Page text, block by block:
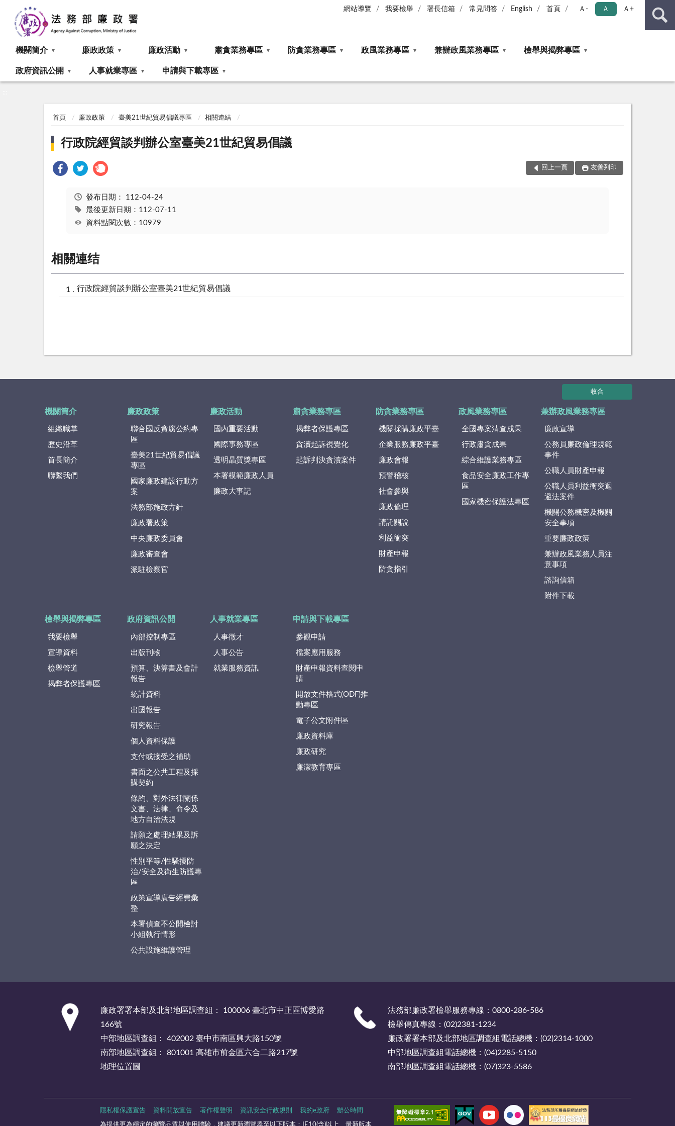
網站導覽 我要檢舉 署長信箱 常見問答 English 首頁 Ａ- Ａ Ａ+
機關簡介 廉政政策 廉政活動 肅貪業務專區 防貪業務專區 政風業務專區 兼辦政風業務專區 檢舉與揭弊專區
政府資訊公開 人事就業專區 申請與下載專區
首頁 廉政政策 臺美21世紀貿易倡議專區 相關連結
行政院經貿談判辦公室臺美21世紀貿易倡議
回上一頁 友善列印
發布日期： 112-04-24
最後更新日期：112-07-11
資料點閱次數：10979
相關連结
行政院經貿談判辦公室臺美21世紀貿易倡議
收合
機關簡介
組織職掌
歷史沿革
首長簡介
聯繫我們
廉政政策
聯合國反貪腐公約專
區
臺美21世紀貿易倡議
專區
國家廉政建設行動方
案
法務部施政方針
廉政署政策
中央廉政委員會
廉政審查會
派駐檢察官
廉政活動
國內重要活動
國際事務專區
透明晶質獎專區
本署模範廉政人員
廉政大事記
肅貪業務專區
揭弊者保護專區
貪瀆起訴視覺化
起訴判決貪瀆案件
防貪業務專區
機關採購廉政平臺
企業服務廉政平臺
廉政會報
預警稽核
社會參與
廉政倫理
請託關說
利益衝突
財產申報
防貪指引
政風業務專區
全國專案清查成果
行政肅貪成果
綜合維護業務專區
食品安全廉政工作專
區
國家機密保護法專區
兼辦政風業務專區
廉政宣導
公務員廉政倫理規範
事件
公職人員財產申報
公職人員利益衝突迴
避法案件
機關公務機密及機關
安全事項
重要廉政政策
兼辦政風業務人員注
意事項
諮詢信箱
附件下載
檢舉與揭弊專區
我要檢舉
宣導資料
檢舉管道
揭弊者保護專區
政府資訊公開
內部控制專區
出版刊物
預算、決算書及會計
報告
統計資料
出國報告
研究報告
個人資料保護
支付或接受之補助
書面之公共工程及採
購契約
條約、對外法律關係
文書、法律、命令及
地方自治法規
請願之處理結果及訴
願之決定
性別平等/性騷擾防
治/安全及衛生防護專
區
政策宣導廣告經費彙
整
本署偵查不公開檢討
小組執行情形
公共設施維護管理
人事就業專區
人事徵才
人事公告
就業服務資訊
申請與下載專區
參觀申請
檔案應用服務
財產申報資料查閱申
請
開放文件格式(ODF)推
動專區
電子公文附件區
廉政資料庫
廉政研究
廉潔教育專區
廉政署署本部及北部地區調查組： 100006 臺北市中正區博愛路
166號
中部地區調查組： 402002 臺中市南區興大路150號
南部地區調查組： 801001 高雄市前金區六合二路217號
地理位置圖
法務部廉政署檢舉服務專線：0800-286-586
檢舉傳真專線：(02)2381-1234
廉政署署本部及北部地區調查組電話總機：(02)2314-1000
中部地區調查組電話總機：(04)2285-5150
南部地區調查組電話總機：(07)323-5586
隱私權保護宣告 資料開放宣告 著作權聲明 資訊安全行政規則 我的e政府 辦公時間
為提供更為穩定的瀏覽品質與使用體驗，建議更新瀏覽器至以下版本：IE10(含)以上、最新版本